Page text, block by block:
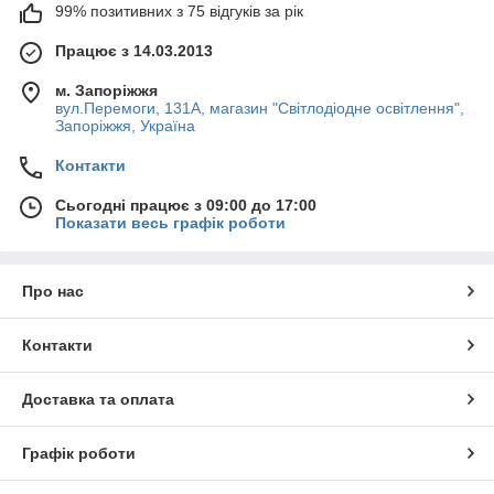
99% позитивних з 75 відгуків за рік
Працює з 14.03.2013
м. Запоріжжя
вул.Перемоги, 131А, магазин "Світлодіодне освітлення",
Запоріжжя, Україна
Контакти
Сьогодні працює з 09:00 до 17:00
Показати весь графік роботи
Про нас
Контакти
Доставка та оплата
Графік роботи